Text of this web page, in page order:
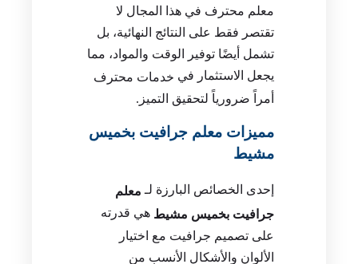
معلم محترف في هذا المجال لا
تقتصر فقط على النتائج النهائية، بل
تشمل أيضًا توفير الوقت والمواد، مما
يجعل الاستثمار في خدمات محترف
أمراً ضرورياً لتحقيق التميز.
مميزات معلم جرافيت بخميس
مشيط
إحدى الخصائص البارزة لـ معلم
جرافيت بخميس مشيط هي قدرته
على تصميم جرافيت مع اختيار
الألوان والأشكال الأنسب من